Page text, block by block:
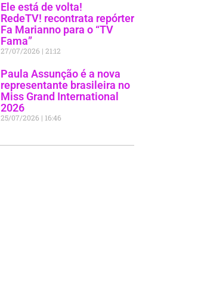
Ele está de volta!
RedeTV! recontrata repórter
Fa Marianno para o “TV
Fama”
27/07/2026 21:12
Paula Assunção é a nova
representante brasileira no
Miss Grand International
2026
25/07/2026 16:46